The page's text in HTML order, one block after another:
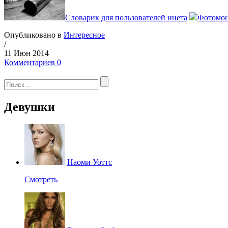
Словарик для пользователей инета
Опубликовано в Интересное
/
11 Июн 2014
Комментариев 0
Девушки
Наоми Уоттс
Смотреть